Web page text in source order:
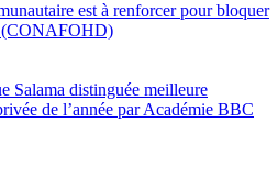
est à renforcer pour bloquer
(CONAFOHD)
Salama distinguée meilleure
de l’année par Académie BBC